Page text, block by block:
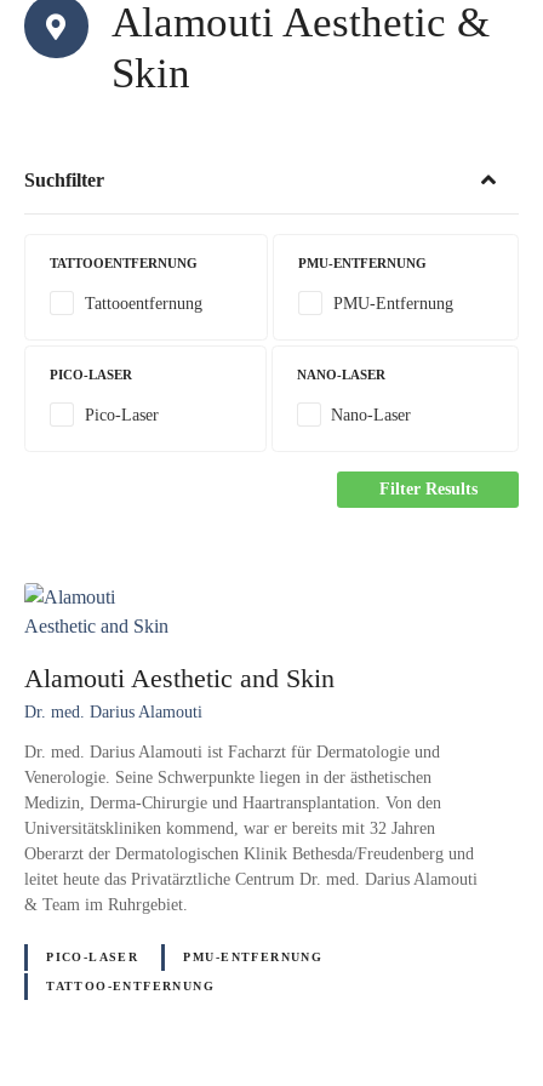
Alamouti Aesthetic &
Skin
Suchfilter
TATTOOENTFERNUNG
Tattooentfernung
PMU-ENTFERNUNG
PMU-Entfernung
PICO-LASER
Pico-Laser
NANO-LASER
Nano-Laser
Filter Results
Alamouti Aesthetic and Skin
Dr. med. Darius Alamouti
Dr. med. Darius Alamouti ist Facharzt für Dermatologie und
Venerologie. Seine Schwerpunkte liegen in der ästhetischen
Medizin, Derma-Chirurgie und Haartransplantation. Von den
Universitätskliniken kommend, war er bereits mit 32 Jahren
Oberarzt der Dermatologischen Klinik Bethesda/Freudenberg und
leitet heute das Privatärztliche Centrum Dr. med. Darius Alamouti
& Team im Ruhrgebiet.
PICO-LASER PMU-ENTFERNUNG
TATTOO-ENTFERNUNG